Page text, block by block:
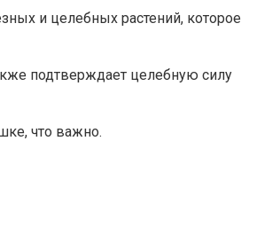
и целебных растений, которое
подтверждает целебную силу
что важно.